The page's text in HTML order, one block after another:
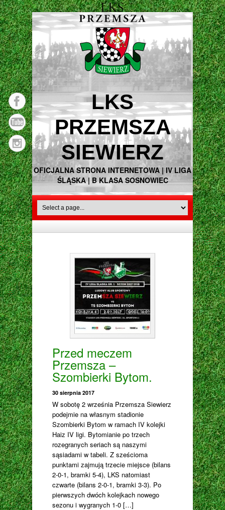
LKS
PRZEMSZA
SIEWIERZ
OFICJALNA STRONA INTERNETOWA | IV LIGA
ŚLĄSKA | B KLASA SOSNOWIEC
Przed meczem
Przemsza –
Szombierki Bytom.
30 sierpnia 2017
W sobotę 2 września Przemsza Siewierz
podejmie na własnym stadionie
Szombierki Bytom w ramach IV kolejki
Haiz IV ligi. Bytomianie po trzech
rozegranych seriach są naszymi
sąsiadami w tabeli. Z sześcioma
punktami zajmują trzecie miejsce (bilans
2-0-1, bramki 5-4), LKS natomiast
czwarte (bilans 2-0-1, bramki 3-3). Po
pierwszych dwóch kolejkach nowego
sezonu i wygranych 1-0 […]